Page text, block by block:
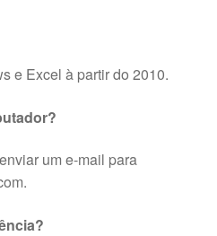
e Excel à partir do 2010.
um e-mail para